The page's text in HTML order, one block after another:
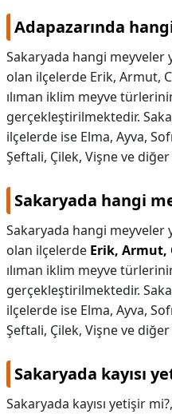
Adapazarında
Sakaryada hangi meyveler
olan ilçelerde Erik, Armut,
ılıman iklim meyve
gerçekleştirilmektedir.
ilçelerde ise Elma, Ayva,
Şeftali, Çilek, Vişne ve
Sakaryada hangi
Sakaryada hangi meyveler
olan ilçelerde Erik, Armut,
ılıman iklim meyve
gerçekleştirilmektedir.
ilçelerde ise Elma, Ayva,
Şeftali, Çilek, Vişne ve
Sakaryada kayısı
Sakaryada kayısı yetişir mi?,